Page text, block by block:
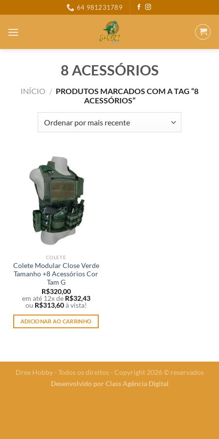
to
content
64 981231789
8 ACESSÓRIOS
INÍCIO / PRODUTOS MARCADOS COM A TAG “8
ACESSÓRIOS”
COLETE
Colete Modular Close Verde
Tamanho +8 Acessórios Cor
Tam G
R$320,00
em até 12x de R$32,43
ou R$313,60 à vista!
ADICIONAR AO CARRINHO
Drex Hobby - Todos os direitos - Copyright 2026 © reservados
Desenvolvido porClass Agência Digital